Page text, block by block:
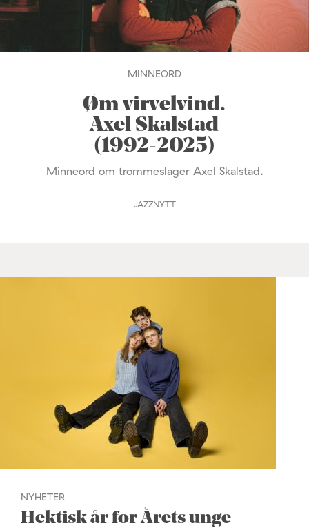
MINNEORD
Øm virvelvind.
Axel Skalstad
(1992-2025)
Minneord om trommeslager Axel Skalstad.
JAZZNYTT
NYHETER
Hektisk år for Årets unge